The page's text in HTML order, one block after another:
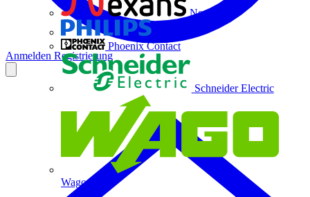
Nexans
Phoenix Contact
Schneider Electric
Wago
Anmelden Registrierung